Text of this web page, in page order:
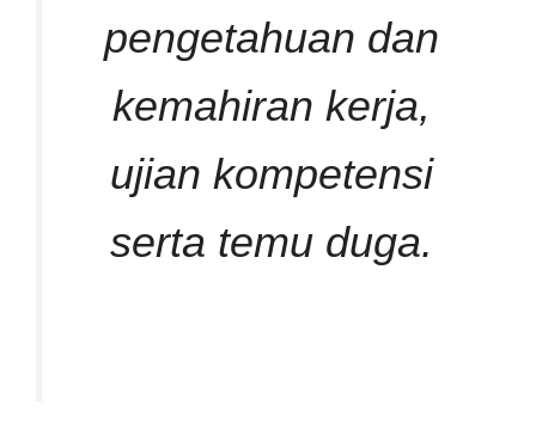
pengetahuan dan
kemahiran kerja,
ujian kompetensi
serta temu duga.